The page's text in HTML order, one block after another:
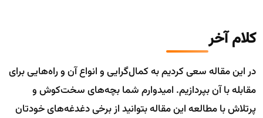
کلام آخر
در این مقاله سعی کردیم به کمال‌گرایی و انواع آن و راه‌هایی برای
مقابله با آن بپردازیم. امیدوارم شما بچه‌های سخت‌کوش و
پرتلاش با مطالعه این مقاله بتوانید از برخی دغدغه‌های خودتان